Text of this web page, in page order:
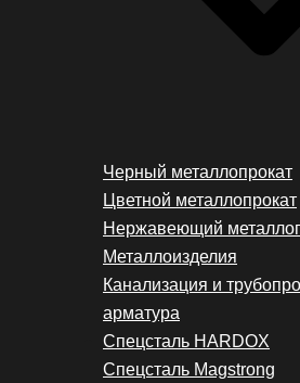
Черный металлопрокат
Цветной металлопрокат
Нержавеющий
Металлоизделия
Канализация и
арматура
Спецсталь HARDOX
Спецсталь Magstrong